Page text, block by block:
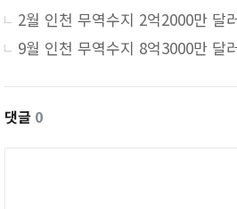
2월 인천 무역수지 2억2000만 달
댓글 0